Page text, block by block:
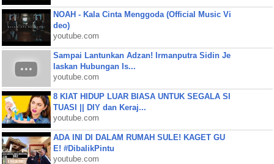
NOAH - Kala Cinta Menggoda (Official Music Vi
deo)
youtube.com
Sampai Lantunkan Adzan! Irmanputra Sidin Je
laskan Hubungan Is...
youtube.com
8 KIAT HIDUP LUAR BIASA UNTUK SEGALA SI
TUASI || DIY dan Keraj...
youtube.com
ADA INI DI DALAM RUMAH SULE! KAGET GU
E! #DibalikPintu
youtube.com